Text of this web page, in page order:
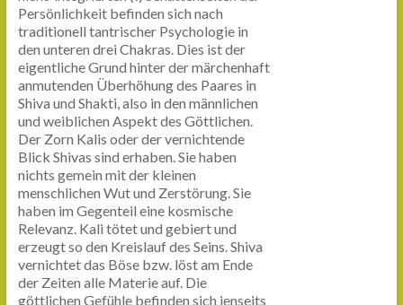
Persönlichkeit befinden sich nach
traditionell tantrischer Psychologie in
den unteren drei Chakras. Dies ist der
eigentliche Grund hinter der märchenhaft
anmutenden Überhöhung des Paares in
Shiva und Shakti, also in den männlichen
und weiblichen Aspekt des Göttlichen.
Der Zorn Kalis oder der vernichtende
Blick Shivas sind erhaben. Sie haben
nichts gemein mit der kleinen
menschlichen Wut und Zerstörung. Sie
haben im Gegenteil eine kosmische
Relevanz. Kali tötet und gebiert und
erzeugt so den Kreislauf des Seins. Shiva
vernichtet das Böse bzw. löst am Ende
der Zeiten alle Materie auf. Die
göttlichen Gefühle befinden sich jenseits